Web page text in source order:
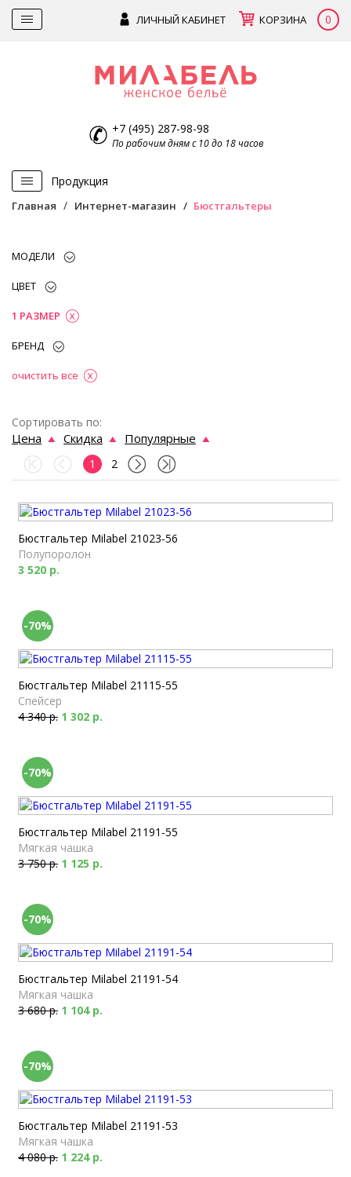
ЛИЧНЫЙ КАБИНЕТ КОРЗИНА 0
+7 (495) 287-98-98
По рабочим дням с 10 до 18 часов
Продукция
Главная Интернет-магазин Бюстгальтеры
МОДЕЛИ
ЦВЕТ
1 РАЗМЕР
БРЕНД
очистить все
Сортировать по:
Цена Скидка Популярные
1 2
Бюстгальтер Milabel 21023-56
Полупоролон
3 520 р.
-70%
Бюстгальтер Milabel 21115-55
Спейсер
4 340 р. 1 302 р.
-70%
Бюстгальтер Milabel 21191-55
Мягкая чашка
3 750 р. 1 125 р.
-70%
Бюстгальтер Milabel 21191-54
Мягкая чашка
3 680 р. 1 104 р.
-70%
Бюстгальтер Milabel 21191-53
Мягкая чашка
4 080 р. 1 224 р.